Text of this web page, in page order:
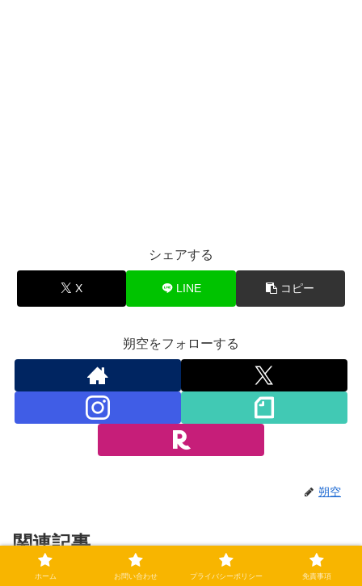
シェアする
X LINE コピー
朔空をフォローする
朔空
関連記事
ホーム お問い合わせ プライバシーポリシー 免責事項